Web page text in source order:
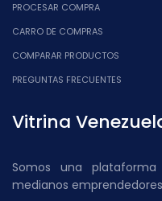
PROCESAR COMPRA
CARRO DE COMPRAS
COMPARAR PRODUCTOS
PREGUNTAS FRECUENTES
Vitrina
Somos una
medianos